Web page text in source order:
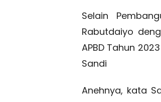
Selain
Rabutdaiyo
APBD Tahun
Sandi
Anehnya, kata